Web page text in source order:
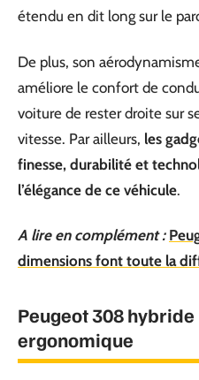
étendu en dit long sur le
De plus, son
améliore le confort de
voiture de rester droite sur
vitesse. Par ailleurs, les
finesse, durabilité et
l’élégance de ce véhicule.
A lire en complément :
dimensions font toute la
Peugeot 308
ergonomique